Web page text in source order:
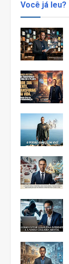
Você já leu?